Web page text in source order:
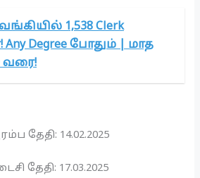
1,538 Clerk
Degree போதும் | மாத
வரை!
தேதி: 14.02.2025
தேதி: 17.03.2025